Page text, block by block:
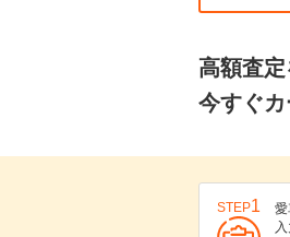
高額査定
今すぐ
STEP1
愛